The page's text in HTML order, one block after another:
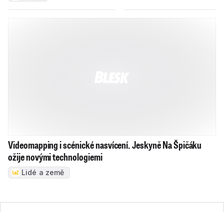
Videomapping i scénické nasvícení. Jeskyně Na Špičáku
ožije novými technologiemi